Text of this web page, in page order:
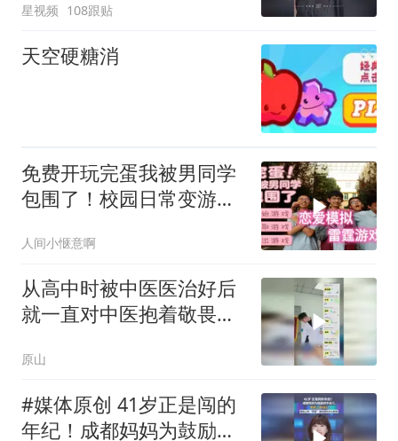
星视频 108跟贴
天空硬糖消
免费开玩完蛋我被男同学
包围了！校园日常变游戏
人间小惬意啊
从高中时被中医医治好后
就一直对中医抱着敬畏和
原山
#媒体原创 41岁正是闯的
年纪！成都妈妈为鼓励初